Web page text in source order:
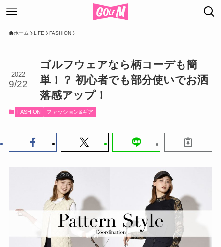
ホーム LIFE FASHION
ゴルフウェアなら柄コーデも簡
単！？ 初心者でも部分使いでお洒
落感アップ！
2022
9/22
FASHION ファッション&ギア